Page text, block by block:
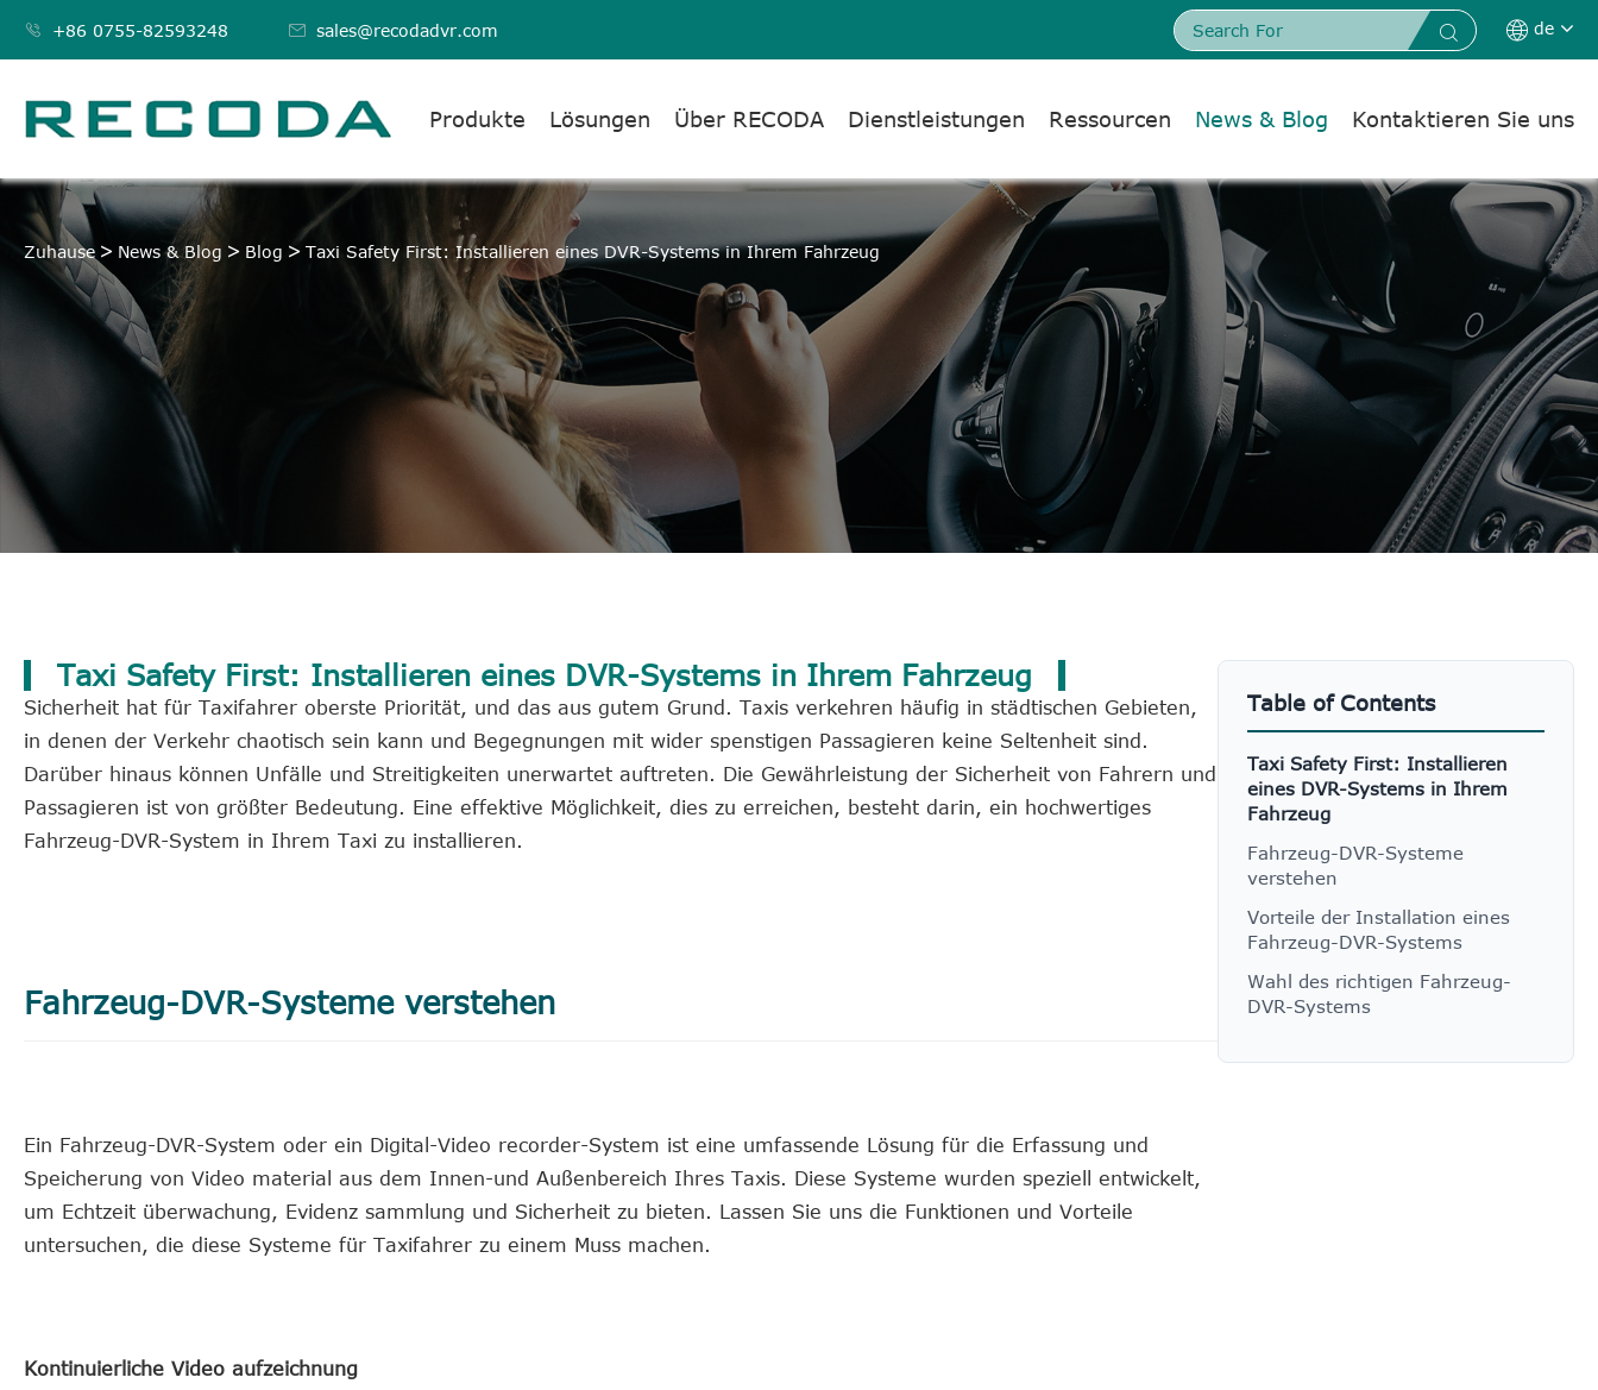
 +86 0755-82593248  sales@recodadvr.com   de
Produkte Lösungen Über RECODA Dienstleistungen Ressourcen News & Blog Kontaktieren Sie uns
Zuhause News & Blog Blog Taxi Safety First: Installieren eines DVR-Systems in Ihrem Fahrzeug
Taxi Safety First: Installieren eines DVR-Systems in Ihrem Fahrzeug
Sicherheit hat für Taxifahrer oberste Priorität, und das aus gutem Grund. Taxis verkehren häufig in städtischen Gebieten,
in denen der Verkehr chaotisch sein kann und Begegnungen mit wider spenstigen Passagieren keine Seltenheit sind.
Darüber hinaus können Unfälle und Streitigkeiten unerwartet auftreten. Die Gewährleistung der Sicherheit von Fahrern und
Passagieren ist von größter Bedeutung. Eine effektive Möglichkeit, dies zu erreichen, besteht darin, ein hochwertiges
Fahrzeug-DVR-System in Ihrem Taxi zu installieren.
Fahrzeug-DVR-Systeme verstehen
Ein Fahrzeug-DVR-System oder ein Digital-Video recorder-System ist eine umfassende Lösung für die Erfassung und
Speicherung von Video material aus dem Innen-und Außenbereich Ihres Taxis. Diese Systeme wurden speziell entwickelt,
um Echtzeit überwachung, Evidenz sammlung und Sicherheit zu bieten. Lassen Sie uns die Funktionen und Vorteile
untersuchen, die diese Systeme für Taxifahrer zu einem Muss machen.
Kontinuierliche Video aufzeichnung
Table of Contents
Taxi Safety First: Installieren
eines DVR-Systems in Ihrem
Fahrzeug
Fahrzeug-DVR-Systeme
verstehen
Vorteile der Installation eines
Fahrzeug-DVR-Systems
Wahl des richtigen Fahrzeug-
DVR-Systems